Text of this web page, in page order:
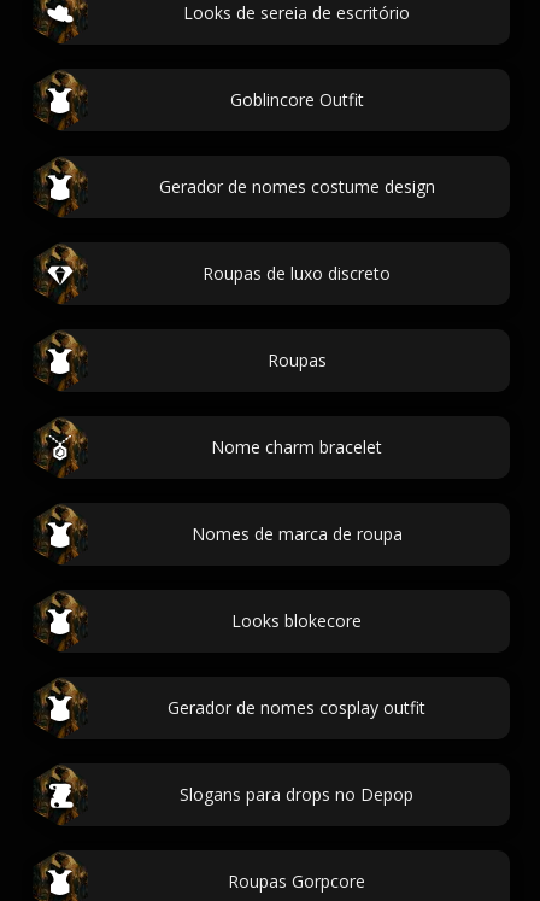
Looks de sereia de escritório
Goblincore Outfit
Gerador de nomes costume design
Roupas de luxo discreto
Roupas
Nome charm bracelet
Nomes de marca de roupa
Looks blokecore
Gerador de nomes cosplay outfit
Slogans para drops no Depop
Roupas Gorpcore